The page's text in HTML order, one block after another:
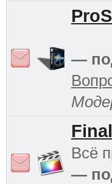
—
Всё
—